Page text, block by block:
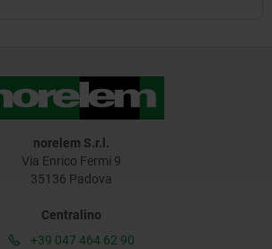
norelem S.r.l.
Via Enrico Fermi 9
35136 Padova
Centralino
+39 047 464 62 90